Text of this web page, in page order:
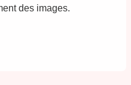
des images.